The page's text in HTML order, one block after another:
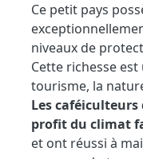
Ce petit pays
niveaux de
Cette richesse
tourisme, la
Les
profit du climat
et ont réussi à